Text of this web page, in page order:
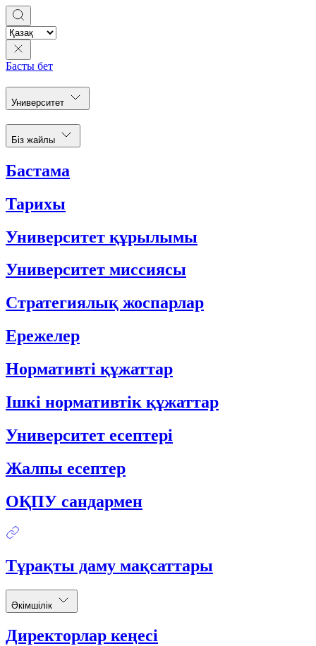
Басты бет
Университет
Біз жайлы
Бастама
Тарихы
Университет құрылымы
Университет миссиясы
Стратегиялық жоспарлар
Ережелер
Нормативті құжаттар
Ішкі нормативтік құжаттар
Университет есептері
Жалпы есептер
ОҚПУ сандармен
Тұрақты даму мақсаттары
Әкімшілік
Директорлар кеңесі